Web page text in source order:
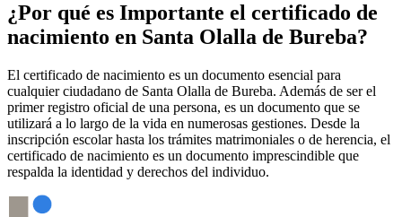
¿Por qué es Importante el certificado de
nacimiento en Santa Olalla de Bureba?
El certificado de nacimiento es un documento esencial para
cualquier ciudadano de Santa Olalla de Bureba. Además de ser el
primer registro oficial de una persona, es un documento que se
utilizará a lo largo de la vida en numerosas gestiones. Desde la
inscripción escolar hasta los trámites matrimoniales o de herencia, el
certificado de nacimiento es un documento imprescindible que
respalda la identidad y derechos del individuo.